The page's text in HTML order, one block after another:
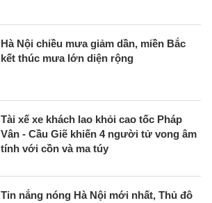
Hà Nội chiều mưa giảm dần, miền Bắc
kết thúc mưa lớn diện rộng
Tài xế xe khách lao khỏi cao tốc Pháp
Vân - Cầu Giẽ khiến 4 người tử vong âm
tính với cồn và ma túy
Tin nắng nóng Hà Nội mới nhất, Thủ đô